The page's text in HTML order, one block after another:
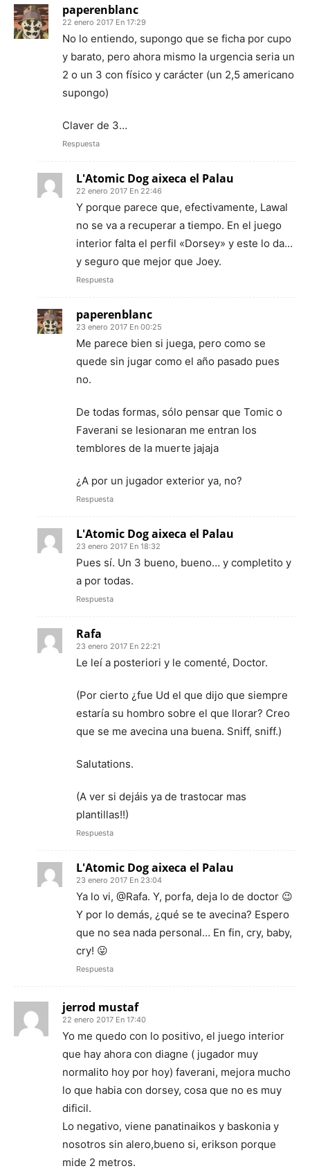
paperenblanc
22 enero 2017 En 17:29
No lo entiendo, supongo que se ficha por cupo
y barato, pero ahora mismo la urgencia seria un
2 o un 3 con físico y carácter (un 2,5 americano
supongo)
Claver de 3…
Respuesta
L'Atomic Dog aixeca el Palau
22 enero 2017 En 22:46
Y porque parece que, efectivamente, Lawal
no se va a recuperar a tiempo. En el juego
interior falta el perfil «Dorsey» y este lo da…
y seguro que mejor que Joey.
Respuesta
paperenblanc
23 enero 2017 En 00:25
Me parece bien si juega, pero como se
quede sin jugar como el año pasado pues
no.
De todas formas, sólo pensar que Tomic o
Faverani se lesionaran me entran los
temblores de la muerte jajaja
¿A por un jugador exterior ya, no?
Respuesta
L'Atomic Dog aixeca el Palau
23 enero 2017 En 18:32
Pues sí. Un 3 bueno, bueno… y completito y
a por todas.
Respuesta
Rafa
23 enero 2017 En 22:21
Le leí a posteriori y le comenté, Doctor.
(Por cierto ¿fue Ud el que dijo que siempre
estaría su hombro sobre el que llorar? Creo
que se me avecina una buena. Sniff, sniff.)
Salutations.
(A ver si dejáis ya de trastocar mas
plantillas!!)
Respuesta
L'Atomic Dog aixeca el Palau
23 enero 2017 En 23:04
Ya lo vi, @Rafa. Y, porfa, deja lo de doctor 😉
Y por lo demás, ¿qué se te avecina? Espero
que no sea nada personal… En fin, cry, baby,
cry! 😛
Respuesta
jerrod mustaf
22 enero 2017 En 17:40
Yo me quedo con lo positivo, el juego interior
que hay ahora con diagne ( jugador muy
normalito hoy por hoy) faverani, mejora mucho
lo que habia con dorsey, cosa que no es muy
dificil.
Lo negativo, viene panatinaikos y baskonia y
nosotros sin alero,bueno si, erikson porque
mide 2 metros.